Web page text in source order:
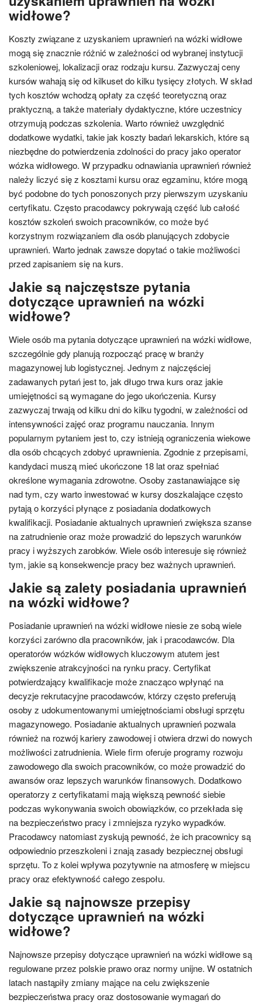
widłowe?
Koszty związane z uzyskaniem uprawnień na wózki widłowe
mogą się znacznie różnić w zależności od wybranej instytucji
szkoleniowej, lokalizacji oraz rodzaju kursu. Zazwyczaj ceny
kursów wahają się od kilkuset do kilku tysięcy złotych. W skład
tych kosztów wchodzą opłaty za część teoretyczną oraz
praktyczną, a także materiały dydaktyczne, które uczestnicy
otrzymują podczas szkolenia. Warto również uwzględnić
dodatkowe wydatki, takie jak koszty badań lekarskich, które są
niezbędne do potwierdzenia zdolności do pracy jako operator
wózka widłowego. W przypadku odnawiania uprawnień również
należy liczyć się z kosztami kursu oraz egzaminu, które mogą
być podobne do tych ponoszonych przy pierwszym uzyskaniu
certyfikatu. Często pracodawcy pokrywają część lub całość
kosztów szkoleń swoich pracowników, co może być
korzystnym rozwiązaniem dla osób planujących zdobycie
uprawnień. Warto jednak zawsze dopytać o takie możliwości
przed zapisaniem się na kurs.
Jakie są najczęstsze pytania
dotyczące uprawnień na wózki
widłowe?
Wiele osób ma pytania dotyczące uprawnień na wózki widłowe,
szczególnie gdy planują rozpocząć pracę w branży
magazynowej lub logistycznej. Jednym z najczęściej
zadawanych pytań jest to, jak długo trwa kurs oraz jakie
umiejętności są wymagane do jego ukończenia. Kursy
zazwyczaj trwają od kilku dni do kilku tygodni, w zależności od
intensywności zajęć oraz programu nauczania. Innym
popularnym pytaniem jest to, czy istnieją ograniczenia wiekowe
dla osób chcących zdobyć uprawnienia. Zgodnie z przepisami,
kandydaci muszą mieć ukończone 18 lat oraz spełniać
określone wymagania zdrowotne. Osoby zastanawiające się
nad tym, czy warto inwestować w kursy doszkalające często
pytają o korzyści płynące z posiadania dodatkowych
kwalifikacji. Posiadanie aktualnych uprawnień zwiększa szanse
na zatrudnienie oraz może prowadzić do lepszych warunków
pracy i wyższych zarobków. Wiele osób interesuje się również
tym, jakie są konsekwencje pracy bez ważnych uprawnień.
Jakie są zalety posiadania uprawnień
na wózki widłowe?
Posiadanie uprawnień na wózki widłowe niesie ze sobą wiele
korzyści zarówno dla pracowników, jak i pracodawców. Dla
operatorów wózków widłowych kluczowym atutem jest
zwiększenie atrakcyjności na rynku pracy. Certyfikat
potwierdzający kwalifikacje może znacząco wpłynąć na
decyzje rekrutacyjne pracodawców, którzy często preferują
osoby z udokumentowanymi umiejętnościami obsługi sprzętu
magazynowego. Posiadanie aktualnych uprawnień pozwala
również na rozwój kariery zawodowej i otwiera drzwi do nowych
możliwości zatrudnienia. Wiele firm oferuje programy rozwoju
zawodowego dla swoich pracowników, co może prowadzić do
awansów oraz lepszych warunków finansowych. Dodatkowo
operatorzy z certyfikatami mają większą pewność siebie
podczas wykonywania swoich obowiązków, co przekłada się
na bezpieczeństwo pracy i zmniejsza ryzyko wypadków.
Pracodawcy natomiast zyskują pewność, że ich pracownicy są
odpowiednio przeszkoleni i znają zasady bezpiecznej obsługi
sprzętu. To z kolei wpływa pozytywnie na atmosferę w miejscu
pracy oraz efektywność całego zespołu.
Jakie są najnowsze przepisy
dotyczące uprawnień na wózki
widłowe?
Najnowsze przepisy dotyczące uprawnień na wózki widłowe są
regulowane przez polskie prawo oraz normy unijne. W ostatnich
latach nastąpiły zmiany mające na celu zwiększenie
bezpieczeństwa pracy oraz dostosowanie wymagań do